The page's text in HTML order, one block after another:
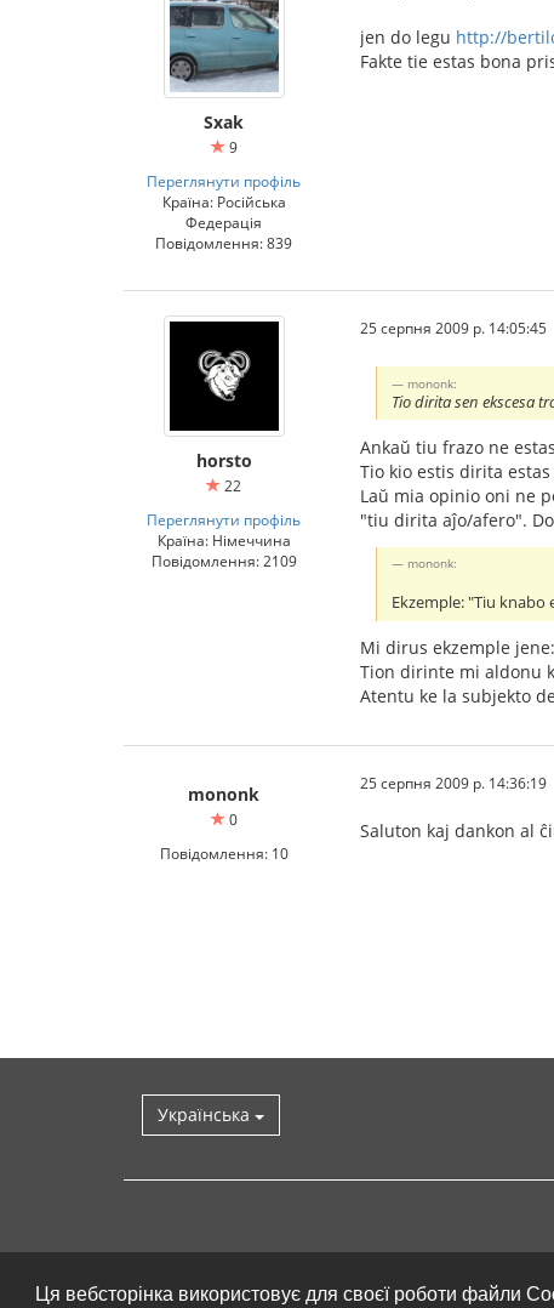
Ця вебсторінка використовує для своєї роботи файли
Sxak
9
Переглянути профіль
Країна: Російська
Федерація
Повідомлення: 839
jen do legu http://
Fakte tie estas bona
horsto
22
Переглянути профіль
Країна: Німеччина
Повідомлення: 2109
25 серпня 2009 р. 14:05:45
mononk:
Tio dirita sen ekscesa
Ankaŭ tiu frazo ne
Tio kio estis dirita
Laŭ mia opinio oni ne
"tiu dirita aĵo/afero".
mononk:
Ekzemple: "Tiu
Mi dirus ekzemple jene:
Tion dirinte mi aldonu
Atentu ke la subjekto
mononk
0
Повідомлення: 10
25 серпня 2009 р. 14:36:19
Saluton kaj dankon al
Українська